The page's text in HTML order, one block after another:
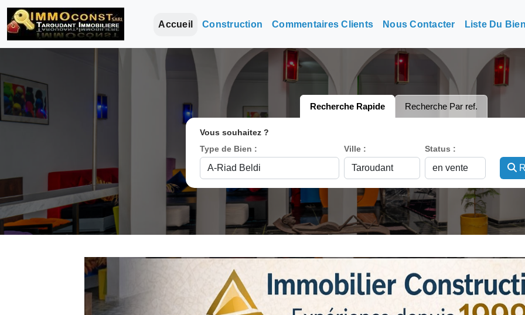
Accueil Construction Commentaires Clients Nous Contacter Liste Du
Recherche Rapide Recherche Par ref.
Vous souhaitez ?
Type de Bien :
Ville : Status :